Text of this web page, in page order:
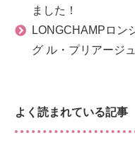
ました！
LONGCHAMPロン
グ ル・プリアージ
よく読まれている記事